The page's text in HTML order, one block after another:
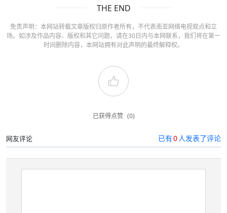
THE END
免责声明：本网站转载文章版权归原作者所有，不代表南亚网络电视观点和立
场。如涉及作品内容、版权和其它问题，请在30日内与本网联系，我们将在第一
时间删除内容，本网站拥有对此声明的最终解释权。
已获得点赞 (0)
网友评论 已有0 人发表了评论